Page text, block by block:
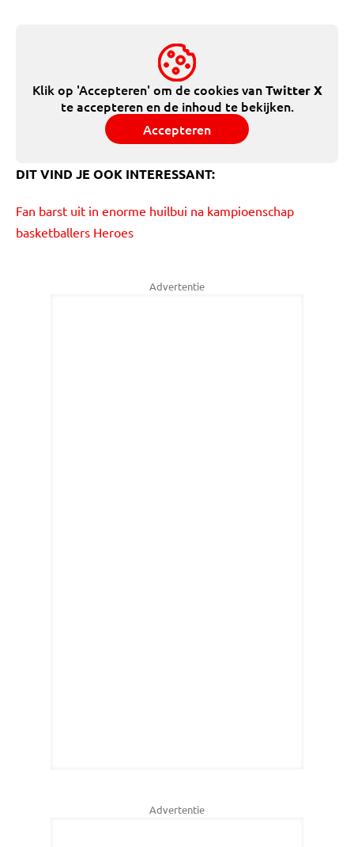
Klik op 'Accepteren' om de cookies vanTwitter X
te accepteren en de inhoud te bekijken.
Accepteren
DIT VIND JE OOK INTERESSANT:
Fan barst uit in enorme huilbui na kampioenschap
basketballers Heroes
Advertentie
Advertentie